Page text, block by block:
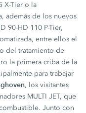
X-Tier o la
además de los nuevos
90-HD 110 P-Tier,
entre ellos el
del tratamiento de
la primera criba de la
para trabajar
, los visitantes
MULTI JET, que
Junto con